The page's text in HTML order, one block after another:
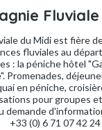
du Midi est fière
fluviales au
: la péniche hôtel
Promenades,
en péniche,
pour groupes
demande
+33 (0) 6 71 07 42 24